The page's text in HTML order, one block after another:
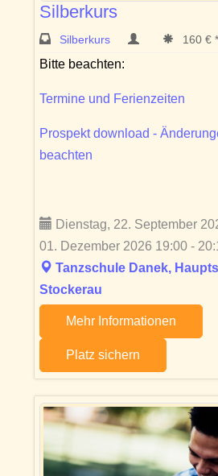
Silberkurs
Silberkurs 160 € *
Bitte beachten:
Termine und Ferienzeiten
Prospekt download -
beachten
Dienstag, 22. September
01. Dezember 2026 19:00 -
Tanzschule Danek,
Stockerau
Mehr Informationen
Platz sichern